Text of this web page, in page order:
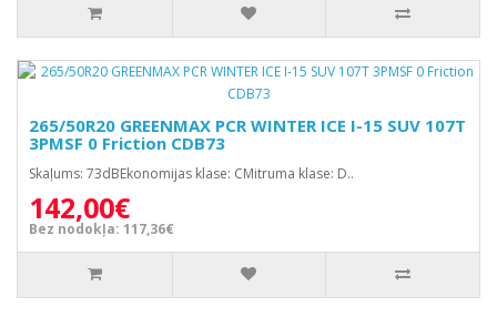
265/50R20 GREENMAX PCR WINTER ICE I-15 SUV 107T
3PMSF 0 Friction CDB73
Skaļums: 73dBEkonomijas klase: CMitruma klase: D..
142,00€
Bez nodokļa: 117,36€